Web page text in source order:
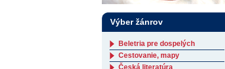
Výber žánrov
Beletria pre dospelých
Cestovanie, mapy
Česká literatúra